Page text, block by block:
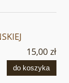
15,00 zł
do koszyka